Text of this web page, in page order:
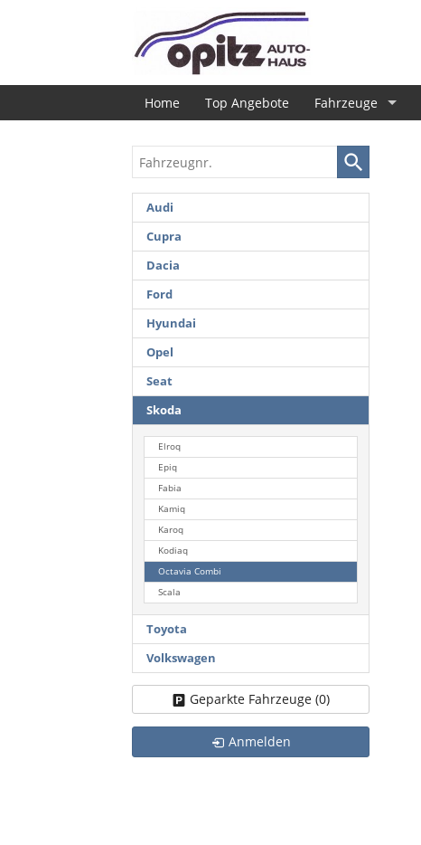
Home Top Angebote Fahrzeuge
Fahrzeugnr.
Audi
Cupra
Dacia
Ford
Hyundai
Opel
Seat
Skoda
Elroq
Epiq
Fabia
Kamiq
Karoq
Kodiaq
Octavia Combi
Scala
Toyota
Volkswagen
Geparkte Fahrzeuge (0)
Anmelden